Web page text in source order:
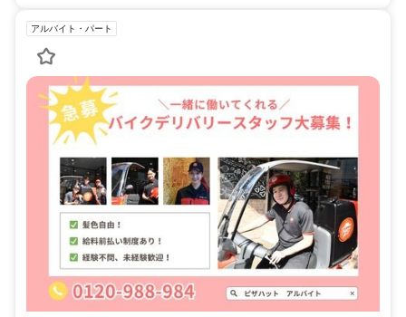
アルバイト・パート